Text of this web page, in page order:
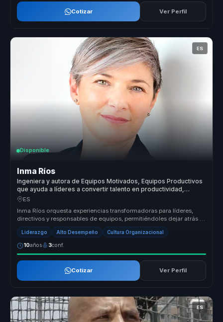
Cotizar Ver Perfil
ES
Disponible
Inma Ríos
Ingeniera y autora de Equipos Motivados, Equipos Productivos
que ayuda a líderes a convertir talento en productividad,
cohesión y alto rendimiento.
ES
Inma Ríos orquesta experiencias transformadoras para líderes,
directivos y responsables de equipos, permitiéndoles dejar atrás la
desalin...
Liderazgo Alto Desempeño Cultura Organizacional
10años 3conf.
Cotizar Ver Perfil
ES